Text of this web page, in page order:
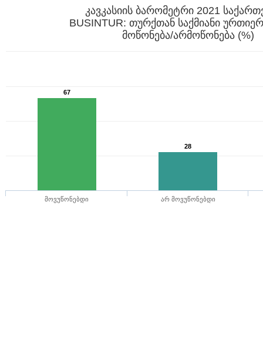
კავკასიის ბარომეტრი 2021
BUSINTUR: თურქთან საქმიანი
მოწონება/არმოწონება (%)
67
28
მოვუწონებდი არ მოვუწონებდი